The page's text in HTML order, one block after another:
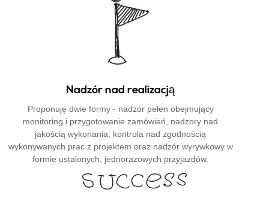
Nadzór nad realizacją
Proponuję dwie formy - nadzór pełen obejmujący
monitoring i przygotowanie zamówień, nadzory nad
jakością wykonania, kontrola nad zgodnością
wykonywanych prac z projektem oraz nadzór wyrywkowy w
formie ustalonych, jednorazowych przyjazdów.